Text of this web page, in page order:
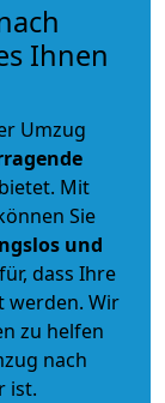
Ihnen
Umzug
Mit
Sie
und
dass Ihre
werden. Wir
zu helfen
nach
ist.